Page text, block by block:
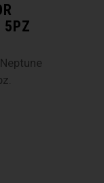
5PZ